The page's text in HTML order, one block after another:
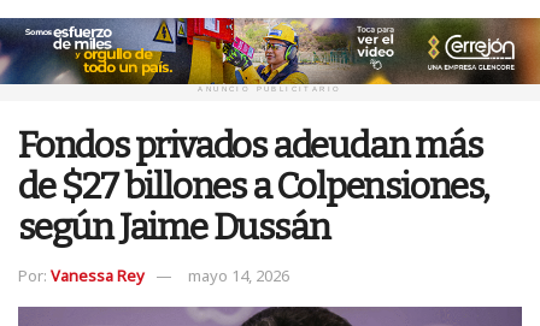
ANUNCIO PUBLICITARIO
Fondos privados adeudan más
de $27 billones a Colpensiones,
según Jaime Dussán
Por: Vanessa Rey mayo 14, 2026